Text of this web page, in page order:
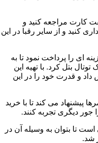
کارت مراجعه کنید و
را خریداری کنید و از سایر رقبا در این
ای را پرداخت نمود تا به
بتل کرد. با تهیه این
و قدرت خود را در این
پیشنهاد می کند تا با خرید
جور دیگری تجربه کنند.
تا بتوان به وسیله آن در
شد.